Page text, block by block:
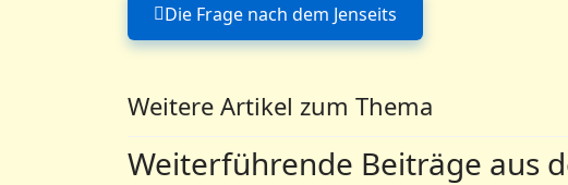
Vorheriger Beitrag: Die Frage nach
Die Frage nach dem Jenseits
Weitere Artikel zum Thema
Weiterführende Beiträge aus